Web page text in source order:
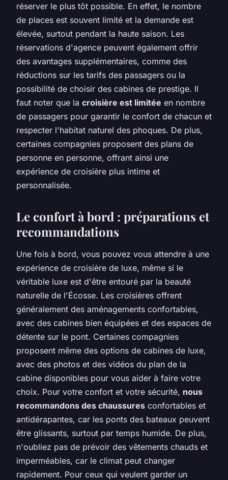
réserver le plus tôt possible. En effet, le nombre
de places est souvent limité et la demande est
élevée, surtout pendant la haute saison. Les
réservations d'agence peuvent également offrir
des avantages supplémentaires, comme des
réductions sur les tarifs des passagers ou la
possibilité de choisir des cabines de prestige. Il
faut noter que la croisière est limitée en nombre
de passagers pour garantir le confort de chacun et
respecter l'habitat naturel des phoques. De plus,
certaines compagnies proposent des plans de
personne en personne, offrant ainsi une
expérience de croisière plus intime et
personnalisée.
Le confort à bord : préparations et
recommandations
Une fois à bord, vous pouvez vous attendre à une
expérience de croisière de luxe, même si le
véritable luxe est d'être entouré par la beauté
naturelle de l'Écosse. Les croisières offrent
généralement des aménagements confortables,
avec des cabines bien équipées et des espaces de
détente sur le pont. Certaines compagnies
proposent même des options de cabines de luxe,
avec des photos et des vidéos du plan de la
cabine disponibles pour vous aider à faire votre
choix. Pour votre confort et votre sécurité, nous
recommandons des chaussures confortables et
antidérapantes, car les ponts des bateaux peuvent
être glissants, surtout par temps humide. De plus,
n'oubliez pas de prévoir des vêtements chauds et
imperméables, car le climat peut changer
rapidement. Pour ceux qui veulent garder un